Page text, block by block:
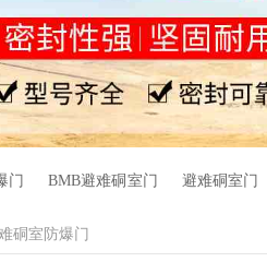
门 BMB避难硐室门 避难硐室门
硐室防爆门